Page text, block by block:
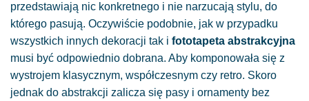
przedstawiają nic konkretnego i nie narzucają stylu, do
którego pasują. Oczywiście podobnie, jak w przypadku
wszystkich innych dekoracji tak i fototapeta abstrakcyjna
musi być odpowiednio dobrana. Aby komponowała się z
wystrojem klasycznym, współczesnym czy retro. Skoro
jednak do abstrakcji zalicza się pasy i ornamenty bez